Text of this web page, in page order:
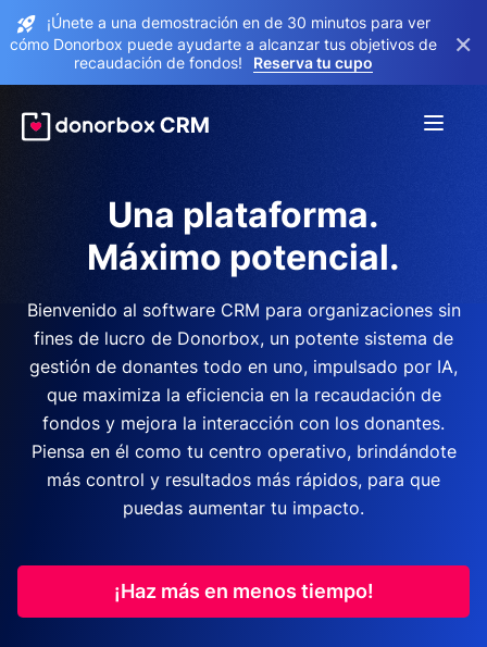
¡Únete a una demostración en de 30 minutos para ver
cómo Donorbox puede ayudarte a alcanzar tus objetivos de
recaudación de fondos!
Reserva tu cupo
×
Una plataforma.
Máximo potencial.
Bienvenido al software CRM para organizaciones sin
fines de lucro de Donorbox, un potente sistema de
gestión de donantes todo en uno, impulsado por IA,
que maximiza la eficiencia en la recaudación de
fondos y mejora la interacción con los donantes.
Piensa en él como tu centro operativo, brindándote
más control y resultados más rápidos, para que
puedas aumentar tu impacto.
¡Haz más en menos tiempo!